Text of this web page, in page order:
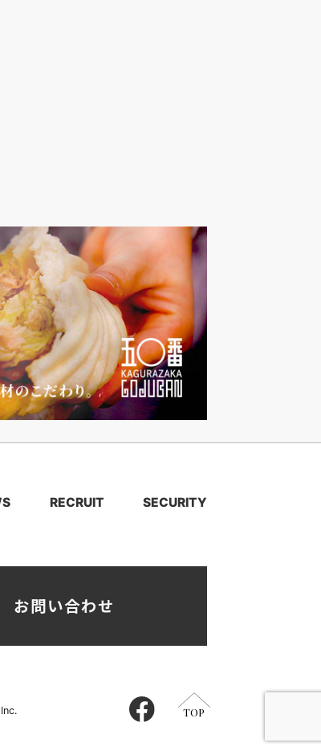
RECRUIT SECURITY
お問い合わせ
TOP